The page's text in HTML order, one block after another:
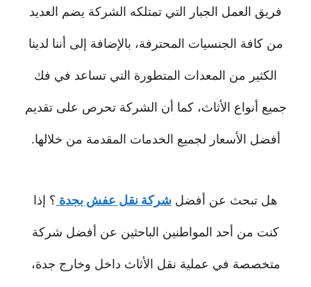
فريق العمل الجبار التي تمتلكه الشركة يضم العديد
من كافة الجنسيات المحترفة، بالإضافة إلى أننا لدينا
الكثير من المعدات المتطورة التي تساعد في فك
جميع أنواع الأثاث، كما أن الشركة تحرص على تقديم
أفضل الأسعار لجميع الخدمات المقدمة من خلالها.
هل تبحث عن أفضل شركة نقل عفش بجدة ؟ إذا
كنت من أحد المواطنين الباحثين عن أفضل شركة
متخصصة في عملية نقل الأثاث داخل وخارج جدة،